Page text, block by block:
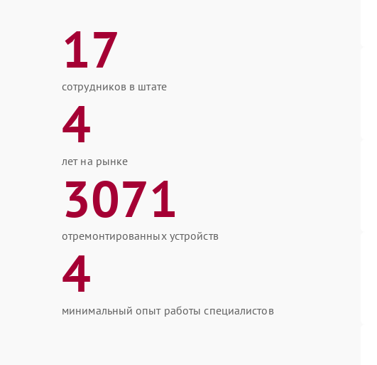
17
сотрудников в штате
4
лет на рынке
3071
отремонтированных устройств
4
минимальный опыт работы специалистов